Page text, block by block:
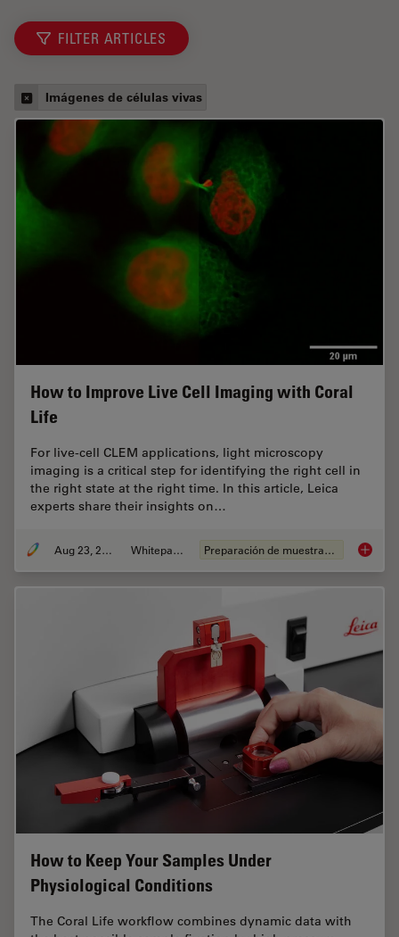
FILTER ARTICLES
Imágenes de células vivas
How to Improve Live Cell Imaging with Coral
Life
For live-cell CLEM applications, light microscopy
imaging is a critical step for identifying the right cell in
the right state at the right time. In this article, Leica
experts share their insights on…
Aug 23, 2021 Whitepaper Preparación de muestras EM How to
How to Keep Your Samples Under
Physiological Conditions
The Coral Life workflow combines dynamic data with